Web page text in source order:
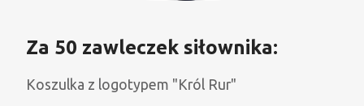
Za 50 zawleczek siłownika:
Koszulka z logotypem "Król Rur"